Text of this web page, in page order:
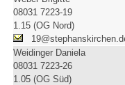
08031 7223-19
1.15 (OG Nord)
Weidinger Daniela
08031 7223-26
1.05 (OG Süd)